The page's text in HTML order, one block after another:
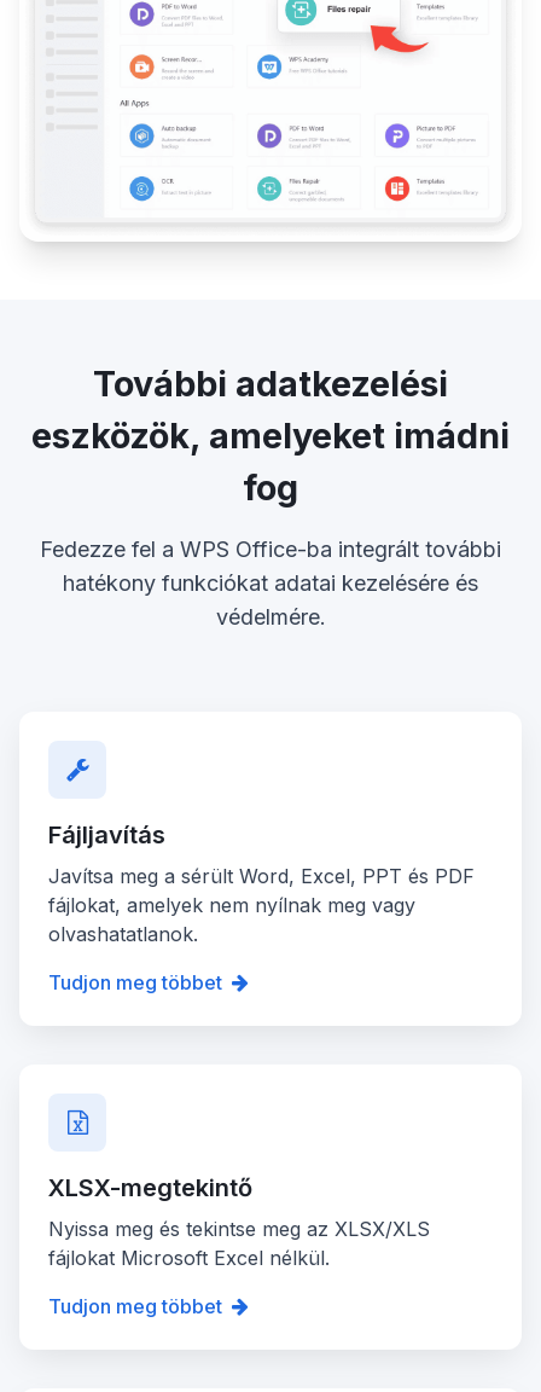
További adatkezelési
eszközök, amelyeket imádni
fog
Fedezze fel a WPS Office-ba integrált további
hatékony funkciókat adatai kezelésére és
védelmére.
Fájljavítás
Javítsa meg a sérült Word, Excel, PPT és PDF
fájlokat, amelyek nem nyílnak meg vagy
olvashatatlanok.
Tudjon meg többet
XLSX-megtekintő
Nyissa meg és tekintse meg az XLSX/XLS
fájlokat Microsoft Excel nélkül.
Tudjon meg többet